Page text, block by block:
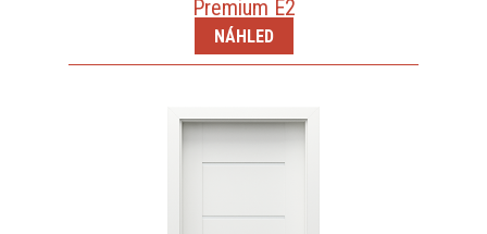
Premium E2
NÁHLED